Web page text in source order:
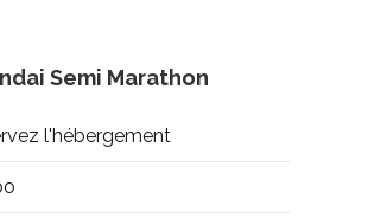
Semi Marathon
l'hébergement